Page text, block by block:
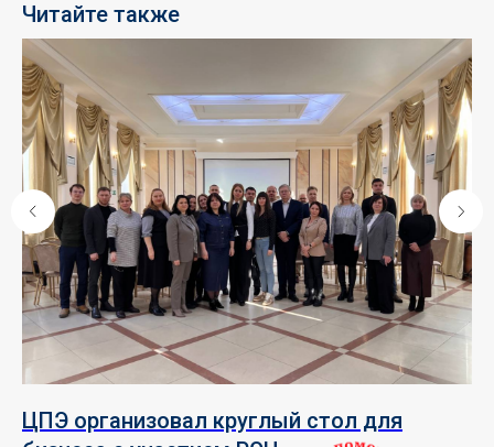
Читайте также
ЦПЭ организовал круглый стол для